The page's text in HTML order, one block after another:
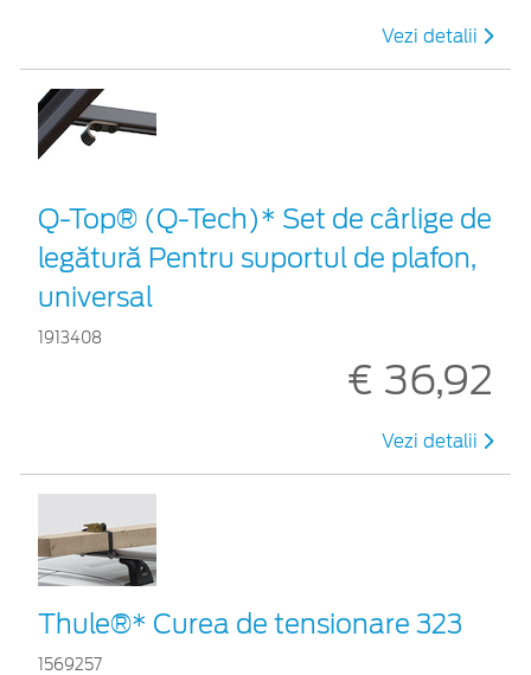
Vezi detalii
Q-Top® (Q-Tech)* Set de cârlige de
legătură Pentru suportul de plafon,
universal
1913408
€ 36,92
Vezi detalii
Thule®* Curea de tensionare 323
1569257